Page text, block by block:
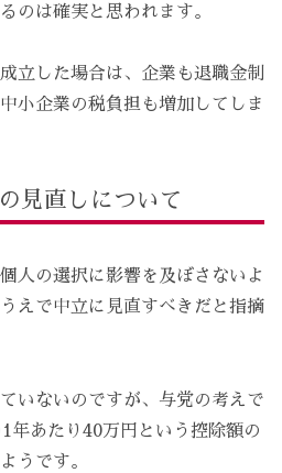
のは確実と思われます。
立した場合は、企業も退職金制
小企業の税負担も増加してしま
見直しについて
人の選択に影響を及ぼさないよ
えで中立に見直すべきだと指摘
いないのですが、与党の考えで
年あたり40万円という控除額の
うです。